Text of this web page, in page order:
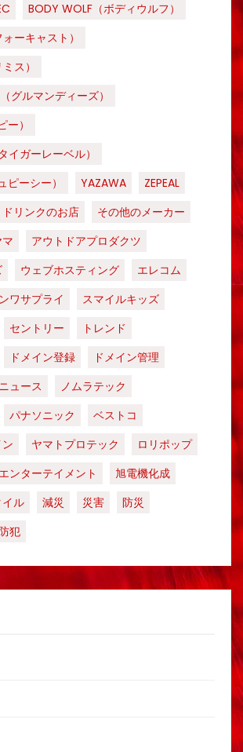
BODY WOLF（ボディウルフ）
ーキャスト）
ス）
ルマンディーズ）
ー）
イガーレーベル）
ーシー）
YAZAWA
ZEPEAL
リンクのお店
その他のメーカー
アウトドアプロダクツ
ウェブホスティング
エレコム
ワサプライ
スマイルキッズ
セントリー
トレンド
ドメイン登録
ドメイン管理
ニュース
ノムラテック
パナソニック
ベストコ
ヤマトプロテック
ロリポップ
ンターテイメント
旭電機化成
ル
減災 災害
防災
犯